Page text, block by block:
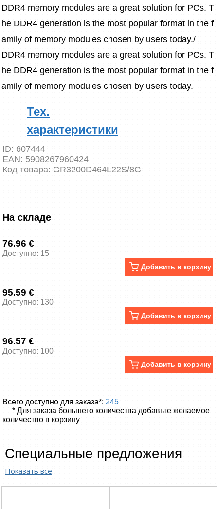
DDR4 memory modules are a great solution for PCs. T
he DDR4 generation is the most popular format in the f
amily of memory modules chosen by users today./
DDR4 memory modules are a great solution for PCs. T
he DDR4 generation is the most popular format in the f
amily of memory modules chosen by users today.
Тех.
характеристики
ID: 607444
EAN: 5908267960424
Код товара: GR3200D464L22S/8G
На складе
76.96 €
Доступно: 15
Добавить в корзину
95.59 €
Доступно: 130
Добавить в корзину
96.57 €
Доступно: 100
Добавить в корзину
Всего доступно для заказа*: 245
* Для заказа большего количества добавьте желаемое
количество в корзину
Специальные предложения
Показать все